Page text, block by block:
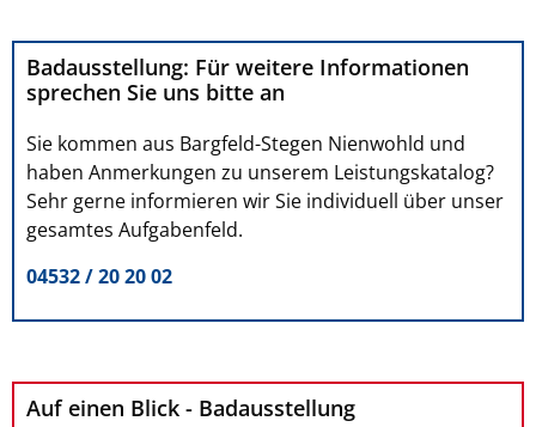
Badausstellung: Für weitere Informationen
sprechen Sie uns bitte an
Sie kommen aus Bargfeld-Stegen Nienwohld und
haben Anmerkungen zu unserem Leistungskatalog?
Sehr gerne informieren wir Sie individuell über unser
gesamtes Aufgabenfeld.
04532 / 20 20 02
Auf einen Blick - Badausstellung